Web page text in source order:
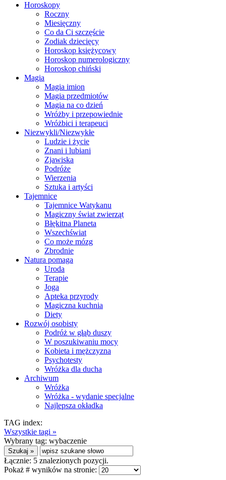
Horoskopy
Roczny
Miesięczny
Co da Ci szczęście
Zodiak dziecięcy
Horoskop księżycowy
Horoskop numerologiczny
Horoskop chiński
Magia
Magia imion
Magia przedmiotów
Magia na co dzień
Wróżby i przepowiednie
Wróżbici i terapeuci
Niezwykli/Niezwykłe
Ludzie i życie
Znani i lubiani
Zjawiska
Podróże
Wierzenia
Sztuka i artyści
Tajemnice
Tajemnice Watykanu
Magiczny świat zwierząt
Błękitna Planeta
Wszechświat
Co może mózg
Zbrodnie
Natura pomaga
Uroda
Terapie
Joga
Apteka przyrody
Magiczna kuchnia
Diety
Rozwój osobisty
Podróż w głąb duszy
W poszukiwaniu mocy
Kobieta i mężczyzna
Psychotesty
Wróżka dla ducha
Archiwum
Wróżka
Wróżka - wydanie specjalne
Najlepsza okładka
TAG index:
Wszystkie tagi »
Wybrany tag: wybaczenie
Łącznie: 5 znalezionych pozycji.
Pokaż # wyników na stronie: